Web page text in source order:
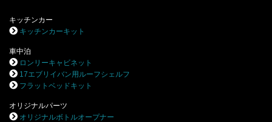
キッチンカー
キッチンカーキット
車中泊
ロンリーキャビネット
17エブリイバン用ルーフシェルフ
フラットベッドキット
オリジナルパーツ
オリジナルボトルオープナー